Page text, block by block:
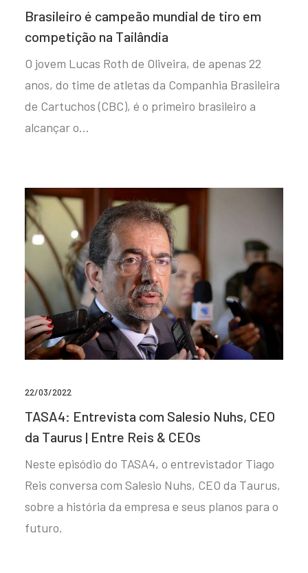
Brasileiro é campeão mundial de tiro em
competição na Tailândia
O jovem Lucas Roth de Oliveira, de apenas 22
anos, do time de atletas da Companhia Brasileira
de Cartuchos (CBC), é o primeiro brasileiro a
alcançar o…
22/03/2022
TASA4: Entrevista com Salesio Nuhs, CEO
da Taurus | Entre Reis & CEOs
Neste episódio do TASA4, o entrevistador Tiago
Reis conversa com Salesio Nuhs, CEO da Taurus,
sobre a história da empresa e seus planos para o
futuro.